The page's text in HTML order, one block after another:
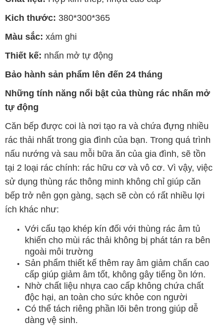
Kich thước: 380*300*365
Màu sắc: xám ghi
Thiết kế: nhấn mở tự động
Bảo hành sản phẩm lên đến 24 tháng
Những tính năng nổi bật của thùng rác nhấn mở
tự động
Căn bếp được coi là nơi tạo ra và chứa đựng nhiều
rác thải nhất trong gia đình của bạn. Trong quá trình
nấu nướng và sau mỗi bữa ăn của gia đình, sẽ tồn
tại 2 loại rác chính: rác hữu cơ và vô cơ. Vì vậy, việc
sử dụng thùng rác thông minh không chỉ giúp căn
bếp trở nên gọn gàng, sạch sẽ còn có rất nhiều lợi
ích khác như:
Với cấu tạo khép kín đối với thùng rác âm tủ
khiến cho mùi rác thải không bị phát tán ra bên
ngoài môi trường
Sản phẩm thiết kế thêm ray âm giảm chấn cao
cấp giúp giảm âm tốt, không gây tiếng ồn lớn.
Nhờ chất liệu nhựa cao cấp không chứa chất
độc hại, an toàn cho sức khỏe con người
Có thể tách riêng phần lõi bên trong giúp dễ
dàng vệ sinh.